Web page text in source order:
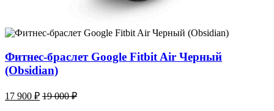
Фитнес-браслет Google Fitbit Air Черный
(Obsidian)
17 900 ₽ 19 000₽